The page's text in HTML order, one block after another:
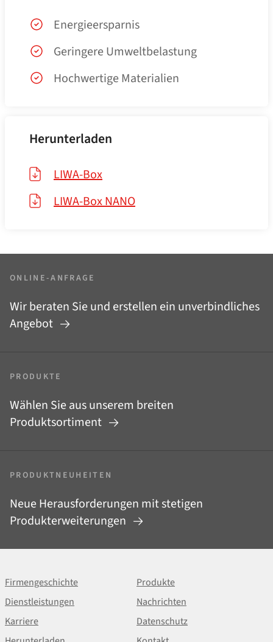
Energieersparnis
Geringere Umweltbelastung
Hochwertige Materialien
Herunterladen
LIWA-Box
LIWA-Box NANO
ONLINE-ANFRAGE
Wir beraten Sie und erstellen ein unverbindliches
Angebot
PRODUKTE
Wählen Sie aus unserem breiten
Produktsortiment
PRODUKTNEUHEITEN
Neue Herausforderungen mit stetigen
Produkterweiterungen
Firmengeschichte
Produkte
Dienstleistungen
Nachrichten
Karriere
Datenschutz